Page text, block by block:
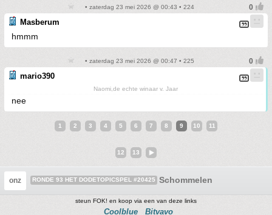
• zaterdag 23 mei 2026 @ 00:43 • 224
Masberum
hmmm
• zaterdag 23 mei 2026 @ 00:47 • 225
mario390
Naomi,de echte winaar v. Jaar
nee
1 2 3 4 5 6 7 8 9 10 11
12 13
onz RONDE 93 HET DODETOPICSPEL #20425 Schommelen
steun FOK! en koop via een van deze links
Coolblue Bitvavo